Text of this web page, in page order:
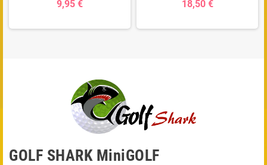
9,95 € 18,50 €
GOLF SHARK MiniGOLF